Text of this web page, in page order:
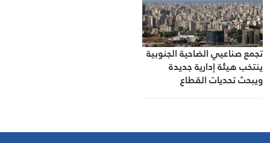
تجمع صناعيي الضاحية الجنوبية
ينتخب هيئة إدارية جديدة
ويبحث تحديات القطاع